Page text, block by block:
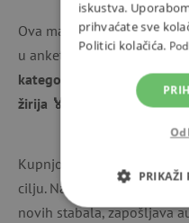
Ova magnetska
u anketi
Dobra igračka 2024.
kategoriji Agatin EKO
žirija 🏅
Kupnjom Tegu
cilju. Naime, Tegu dio
novih stabala, zapošljava
iskustva.
prihvaćate sve
Politici kolačića.
PRIKAŽI
NUŽNO